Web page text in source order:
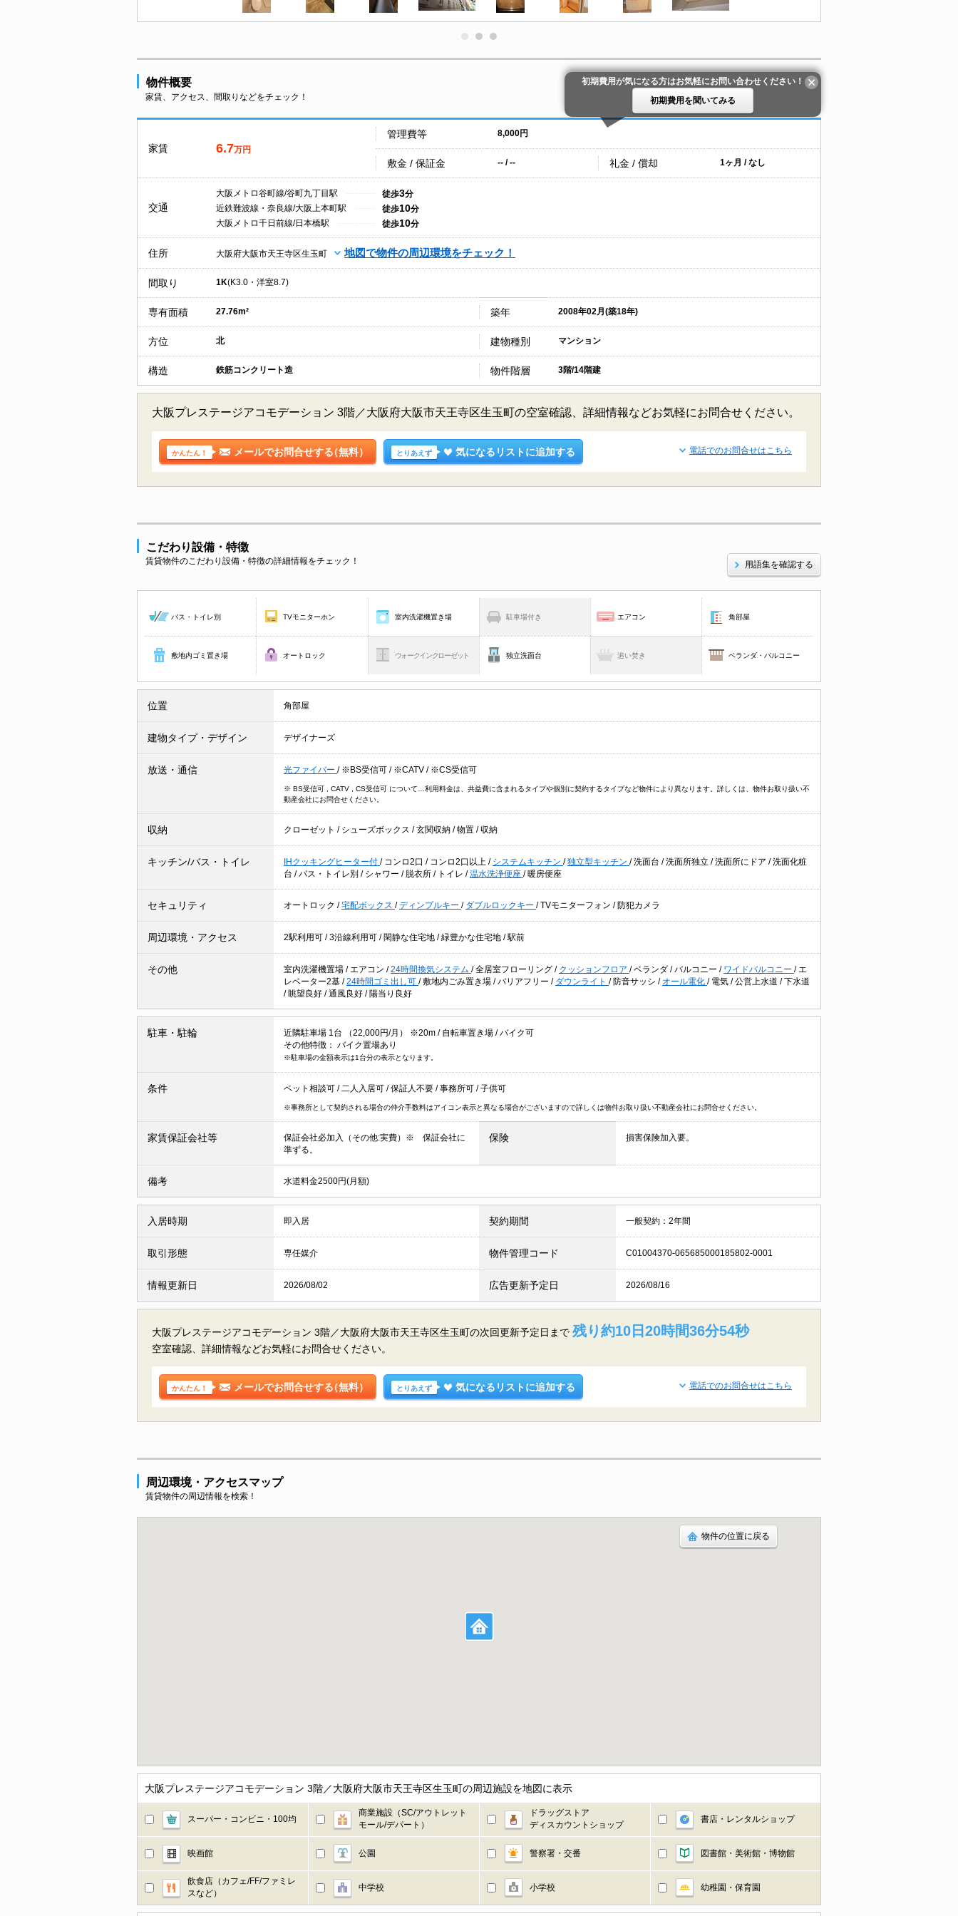
物件概要
家賃、アクセス、間取りなどをチェック！
初期費用が気になる方はお気軽にお問い合わせください！
初期費用を聞いてみる
家賃 6.7万円
管理費等 8,000円
敷金 / 保証金 -- / -- 礼金 / 償却 1ヶ月 / なし
交通
大阪メトロ谷町線/谷町九丁目駅 徒歩3分
近鉄難波線・奈良線/大阪上本町駅
徒歩10分
大阪メトロ千日前線/日本橋駅
徒歩10分
住所 大阪府大阪市天王寺区生玉町 地図で物件の周辺環境をチェック！
間取り 1K(K3.0・洋室8.7)
専有面積 27.76m² 築年 2008年02月(築18年)
方位 北 建物種別 マンション
構造 鉄筋コンクリート造 物件階層 3階/14階建
大阪プレステージアコモデーション 3階／大阪府大阪市天王寺区生玉町の空室確認、詳細情報などお気軽にお問合せください。
かんたん！ メールでお問合せする（無料） とりあえず 気になるリストに追加する 電話でのお問合せはこちら
こだわり設備・特徴
賃貸物件のこだわり設備・特徴の詳細情報をチェック！ 用語集を確認する
バス・トイレ別 TVモニターホン 室内洗濯機置き場 駐車場付き エアコン 角部屋
敷地内ゴミ置き場 オートロック ウォークインクローゼット 独立洗面台 追い焚き ベランダ・バルコニー
位置 角部屋
建物タイプ・デザイン デザイナーズ
放送・通信 光ファイバー / ※BS受信可 / ※CATV / ※CS受信可
※ BS受信可 , CATV , CS受信可 について…利用料金は、共益費に含まれるタイプや個別に契約するタイプなど物件により異なります。詳しくは、物件お取り扱い不
動産会社にお問合せください。
収納 クローゼット / シューズボックス /玄関収納 /物置 /収納
キッチン/バス・トイレ IHクッキングヒーター付 / コンロ2口 / コンロ2口以上 / システムキッチン /独立型キッチン /洗面台 /洗面所独立 /洗面所にドア /洗面化粧
台 /バス・トイレ別 / シャワー / 脱衣所 / トイレ /温水洗浄便座 / 暖房便座
セキュリティ オートロック /宅配ボックス /ディンプルキー / ダブルロックキー /TVモニターフォン / 防犯カメラ
周辺環境・アクセス 2駅利用可 /3沿線利用可 / 閑静な住宅地 /緑豊かな住宅地 /駅前
その他 室内洗濯機置場 / エアコン /24時間換気システム /全居室フローリング / クッションフロア /ベランダ /バルコニー / ワイドバルコニー / エ
レベーター2基 /24時間ゴミ出し可 /敷地内ごみ置き場 /バリアフリー / ダウンライト / 防音サッシ / オール電化 / 電気 /公営上水道 /下水道
/ 眺望良好 /通風良好 / 陽当り良好
駐車・駐輪 近隣駐車場 1台 （22,000円/月） ※20m / 自転車置き場 /バイク可
その他特徴： バイク置場あり
※駐車場の金額表示は1台分の表示となります。
条件 ペット相談可 / 二人入居可 /保証人不要 /事務所可 /子供可
※事務所として契約される場合の仲介手数料はアイコン表示と異なる場合がございますので詳しくは物件お取り扱い不動産会社にお問合せください。
家賃保証会社等
保証会社必加入（その他:実費）※ 保証会社に
準ずる。
保険 損害保険加入要。
備考 水道料金2500円(月額)
入居時期 即入居 契約期間 一般契約：2年間
取引形態 専任媒介 物件管理コード C01004370-065685000185802-0001
情報更新日 2026/08/02 広告更新予定日 2026/08/16
大阪プレステージアコモデーション 3階／大阪府大阪市天王寺区生玉町の次回更新予定日まで 残り約10日20時間36分53秒
空室確認、詳細情報などお気軽にお問合せください。
かんたん！ メールでお問合せする（無料） とりあえず 気になるリストに追加する 電話でのお問合せはこちら
周辺環境・アクセスマップ
賃貸物件の周辺情報を検索！
物件の位置に戻る
大阪プレステージアコモデーション 3階／大阪府大阪市天王寺区生玉町の周辺施設を地図に表示
スーパー・コンビニ・100均
商業施設（SC/アウトレット
モール/デパート）
ドラッグストア
ディスカウントショップ
書店・レンタルショップ
映画館 公園 警察署・交番 図書館・美術館・博物館
飲食店（カフェ/FF/ファミレ
スなど）
中学校 小学校 幼稚園・保育園